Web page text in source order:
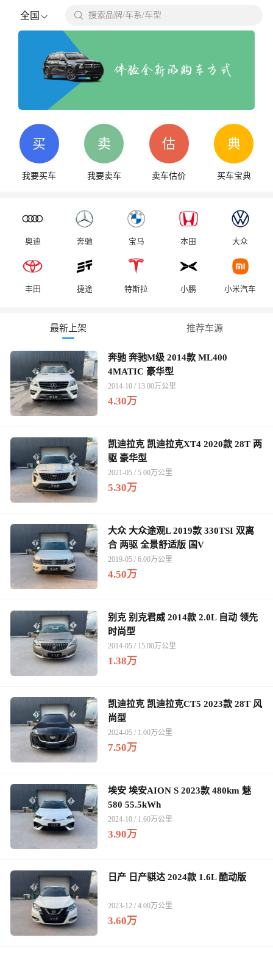
全国  搜索品牌/车系/车型
买
我要买车
卖
我要卖车
估
卖车估价
典
买车宝典
奥迪 奔驰 宝马 本田 大众
丰田 捷途 特斯拉 小鹏 小米汽车
最新上架 推荐车源
奔驰 奔驰M级 2014款 ML400
4MATIC 豪华型
2014-10 / 13.00万公里
4.30万
凯迪拉克 凯迪拉克XT4 2020款 28T 两
驱 豪华型
2021-05 / 5.00万公里
5.30万
大众 大众途观L 2019款 330TSI 双离
合 两驱 全景舒适版 国V
2019-05 / 6.00万公里
4.50万
别克 别克君威 2014款 2.0L 自动 领先
时尚型
2014-05 / 15.00万公里
1.38万
凯迪拉克 凯迪拉克CT5 2023款 28T 风
尚型
2024-05 / 1.00万公里
7.50万
埃安 埃安AION S 2023款 480km 魅
580 55.5kWh
2024-10 / 1.60万公里
3.90万
日产 日产骐达 2024款 1.6L 酷动版
2023-12 / 4.00万公里
3.60万